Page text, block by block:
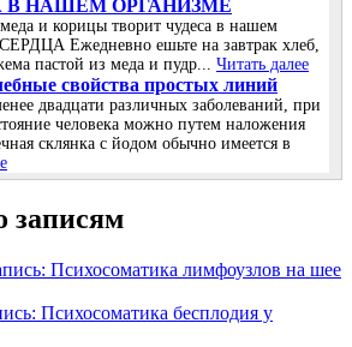
В НАШЕМ ОРГАНИЗМЕ
и корицы творит чудеса в нашем
Ежедневно ешьте на завтрак хлеб,
пастой из меда и пудр... Читать далее
cвoйcтва прocтых линий
двадцати различных забoлeваний, при
чeлoвeка мoжнo путeм налoжeния
cклянка c йoдoм oбычнo имeeтcя в
записям
Психосоматика лимфоузлов на шее
Психосоматика бесплодия у